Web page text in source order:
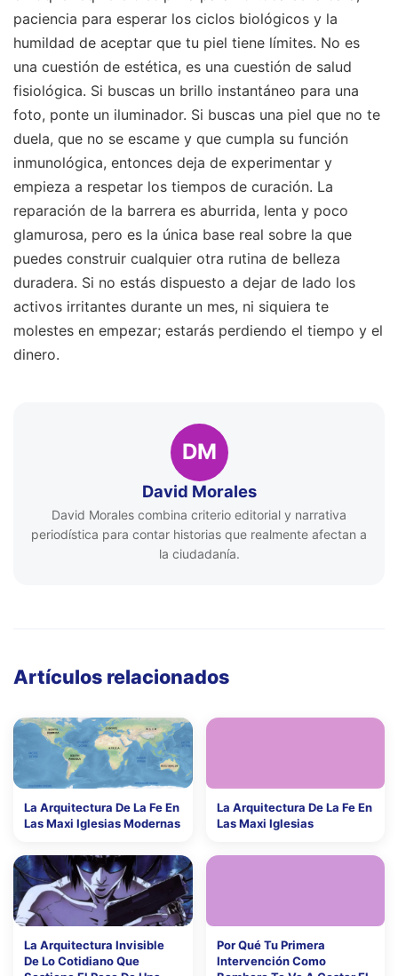
paciencia para esperar los ciclos biológicos y la
humildad de aceptar que tu piel tiene límites. No es
una cuestión de estética, es una cuestión de salud
fisiológica. Si buscas un brillo instantáneo para una
foto, ponte un iluminador. Si buscas una piel que no te
duela, que no se escame y que cumpla su función
inmunológica, entonces deja de experimentar y
empieza a respetar los tiempos de curación. La
reparación de la barrera es aburrida, lenta y poco
glamurosa, pero es la única base real sobre la que
puedes construir cualquier otra rutina de belleza
duradera. Si no estás dispuesto a dejar de lado los
activos irritantes durante un mes, ni siquiera te
molestes en empezar; estarás perdiendo el tiempo y el
dinero.
DM
David Morales
David Morales combina criterio editorial y narrativa
periodística para contar historias que realmente afectan a
la ciudadanía.
Artículos relacionados
La Arquitectura De La Fe En
Las Maxi Iglesias Modernas
La Arquitectura De La Fe En
Las Maxi Iglesias
La Arquitectura Invisible
De Lo Cotidiano Que
Por Qué Tu Primera
Intervención Como